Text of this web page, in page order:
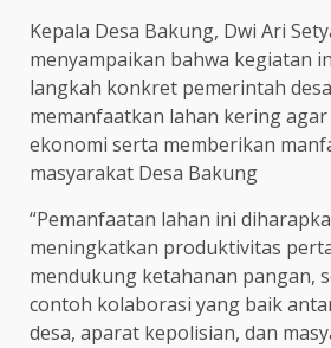
Kepala Desa Bakung, Dwi Ari
menyampaikan bahwa kegiatan
langkah konkret pemerintah
memanfaatkan lahan kering
ekonomi serta memberikan
masyarakat Desa Bakung
“Pemanfaatan lahan ini
meningkatkan produktivitas
mendukung ketahanan pangan,
contoh kolaborasi yang baik
desa, aparat kepolisian, dan